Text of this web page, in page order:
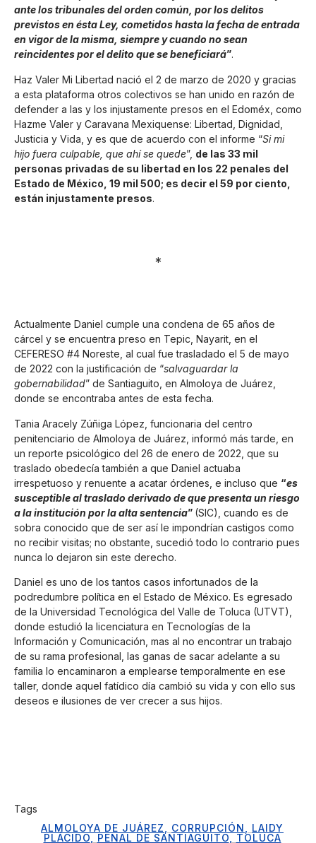
ante los tribunales del orden común, por los delitos
previstos en ésta Ley, cometidos hasta la fecha de entrada
en vigor de la misma, siempre y cuando no sean
reincidentes por el delito que se beneficiará”.
Haz Valer Mi Libertad nació el 2 de marzo de 2020 y gracias
a esta plataforma otros colectivos se han unido en razón de
defender a las y los injustamente presos en el Edoméx, como
Hazme Valer y Caravana Mexiquense: Libertad, Dignidad,
Justicia y Vida, y es que de acuerdo con el informe “Si mi
hijo fuera culpable, que ahí se quede”, de las 33 mil
personas privadas de su libertad en los 22 penales del
Estado de México, 19 mil 500; es decir el 59 por ciento,
están injustamente presos.
*
Actualmente Daniel cumple una condena de 65 años de
cárcel y se encuentra preso en Tepic, Nayarit, en el
CEFERESO #4 Noreste, al cual fue trasladado el 5 de mayo
de 2022 con la justificación de “salvaguardar la
gobernabilidad” de Santiaguito, en Almoloya de Juárez,
donde se encontraba antes de esta fecha.
Tania Aracely Zúñiga López, funcionaria del centro
penitenciario de Almoloya de Juárez, informó más tarde, en
un reporte psicológico del 26 de enero de 2022, que su
traslado obedecía también a que Daniel actuaba
irrespetuoso y renuente a acatar órdenes, e incluso que “es
susceptible al traslado derivado de que presenta un riesgo
a la institución por la alta sentencia” (SIC), cuando es de
sobra conocido que de ser así le impondrían castigos como
no recibir visitas; no obstante, sucedió todo lo contrario pues
nunca lo dejaron sin este derecho.
Daniel es uno de los tantos casos infortunados de la
podredumbre política en el Estado de México. Es egresado
de la Universidad Tecnológica del Valle de Toluca (UTVT),
donde estudió la licenciatura en Tecnologías de la
Información y Comunicación, mas al no encontrar un trabajo
de su rama profesional, las ganas de sacar adelante a su
familia lo encaminaron a emplearse temporalmente en ese
taller, donde aquel fatídico día cambió su vida y con ello sus
deseos e ilusiones de ver crecer a sus hijos.
Tags
ALMOLOYA DE JUÁREZ
CORRUPCIÓN
LAIDY
PLÁCIDO
PENAL DE SANTIAGUITO TOLUCA